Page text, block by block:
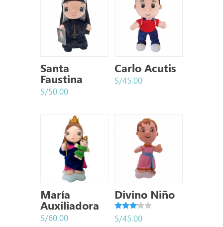
Santa
Faustina
S/50.00
Carlo Acutis
S/45.00
María
Auxiliadora
S/60.00
Divino Niño
Valora
do con
S/45.00